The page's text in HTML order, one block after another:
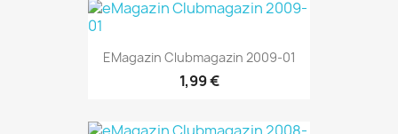
EMagazin Clubmagazin 2009-01
1,99 €